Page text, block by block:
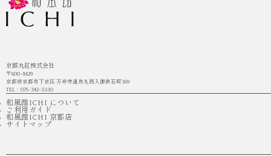
京都丸紅株式会社
〒600-8429
京都府京都市下京区 万寿寺通烏丸西入御供石町369
TEL：075-342-3330
和風館ICHI について
ご利用ガイド
和風館ICHI 京都店
サイトマップ